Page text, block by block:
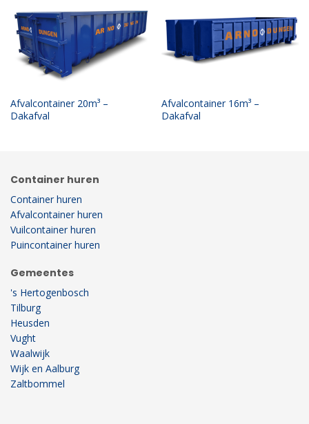
Afvalcontainer 20m³ –
Dakafval
Afvalcontainer 16m³ –
Dakafval
Container huren
Container huren
Afvalcontainer huren
Vuilcontainer huren
Puincontainer huren
Gemeentes
's Hertogenbosch
Tilburg
Heusden
Vught
Waalwijk
Wijk en Aalburg
Zaltbommel